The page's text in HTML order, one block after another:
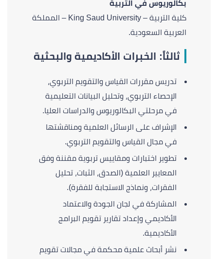
بكالوريوس في التربية
كلية التربية – King Saud University – المملكة
العربية السعودية.
ثالثاً: الخبرات الأكاديمية والبحثية
تدريس مقررات القياس والتقويم التربوي،
الإحصاء التربوي، وتحليل البيانات التعليمية
في مرحلتي البكالوريوس والدراسات العليا.
الإشراف على الرسائل العلمية ومناقشتها
في مجال القياس والتقويم التربوي.
تطوير اختبارات ومقاييس تربوية مقننة وفق
المعايير العلمية (الصدق، الثبات، تحليل
الفقرات، ونماذج الاستجابة للفقرة).
المشاركة في لجان الجودة والاعتماد
الأكاديمي وإعداد تقارير تقويم البرامج
الأكاديمية.
نشر أبحاث علمية محكمة في مجالات تقويم